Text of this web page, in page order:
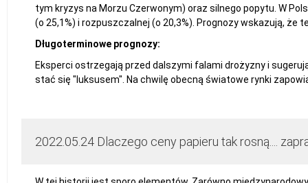
tym kryzys na Morzu Czerwonym) oraz silnego popytu. W
(o 25,1%) i rozpuszczalnej (o 20,3%). Prognozy wskazują,
Długoterminowe prognozy:
Eksperci ostrzegają przed dalszymi falami drożyzny i
stać się "luksusem". Na chwilę obecną światowe rynki
2022.05.24 Dlaczego ceny papieru tak rosną....